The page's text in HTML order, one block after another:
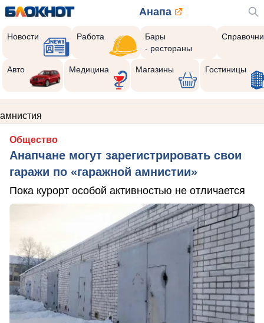
Анапа
Новости Работа
Бары
- рестораны
Авто Медицина Магазины Гостиницы
амнистия
Общество
Анапчане могут зарегистрировать свои
гаражи по «гаражной амнистии»
Пока курорт особой активностью не отличается